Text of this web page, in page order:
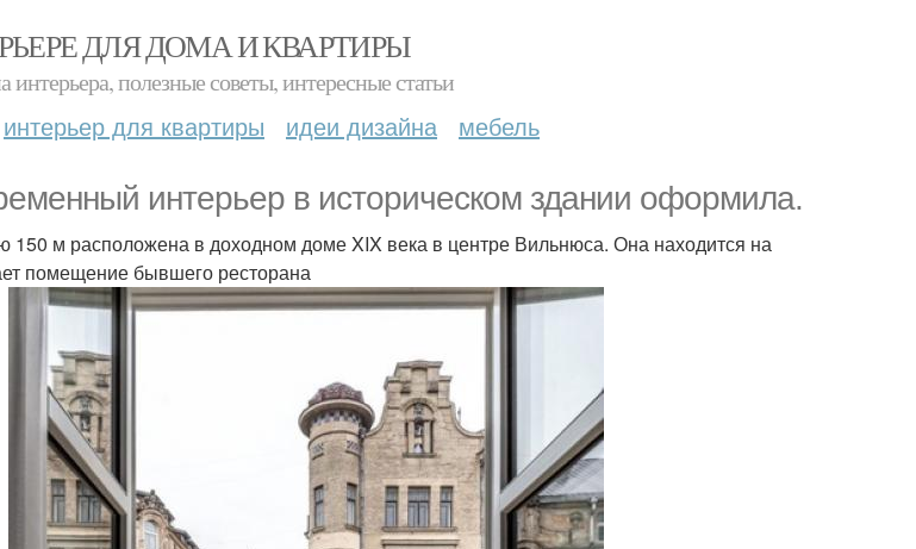
ДЛЯ ДОМА И КВАРТИРЫ
полезные советы, интересные статьи
интерьер для квартиры идеи дизайна мебель
интерьер в историческом здании оформила.
150 м расположена в доходном доме XIX века в центре Вильнюса. Она находится на
помещение бывшего ресторана